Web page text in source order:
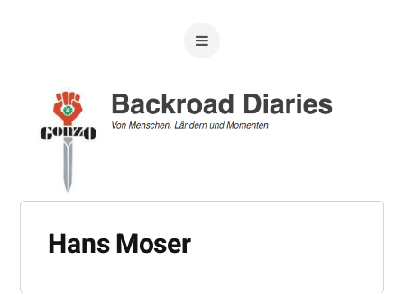
Hans Moser